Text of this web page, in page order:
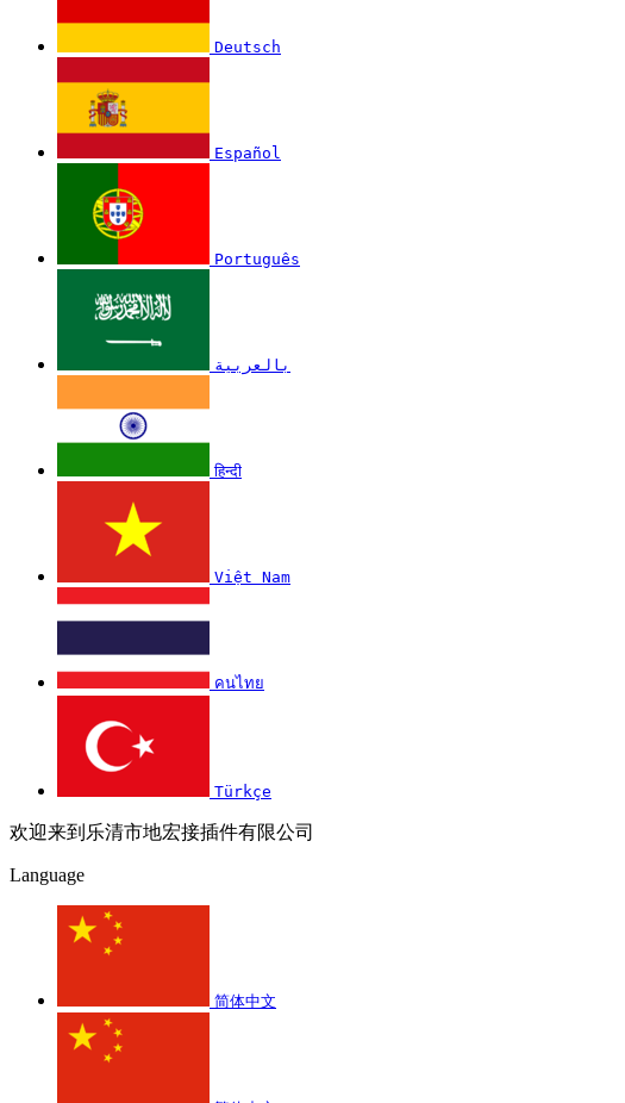
Deutsch
Español
Português
بالعربية
हिन्दी
Việt Nam
คนไทย
Türkçe
欢迎来到乐清市地宏接插件有限公司
Language
简体中文